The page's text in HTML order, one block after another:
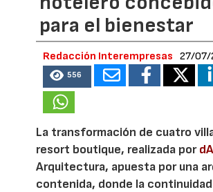
para el bienestar
Redacción Interempresas 27/07/
556
La transformación de cuatro
resort boutique, realizada por
Arquitectura, apuesta por una
contenida, donde la